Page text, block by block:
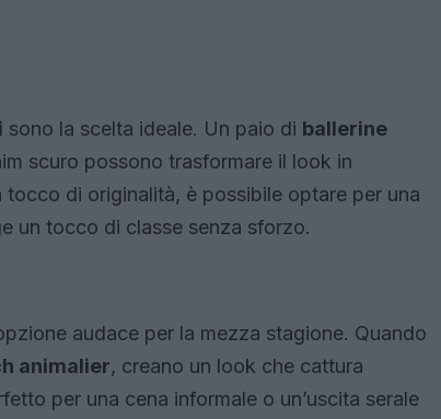
sono la scelta ideale. Un paio di ballerine
scuro possono trasformare il look in
di originalità, è possibile optare per una
un tocco di classe senza sforzo.
audace per la mezza stagione. Quando
animalier, creano un look che cattura
per una cena informale o un’uscita serale